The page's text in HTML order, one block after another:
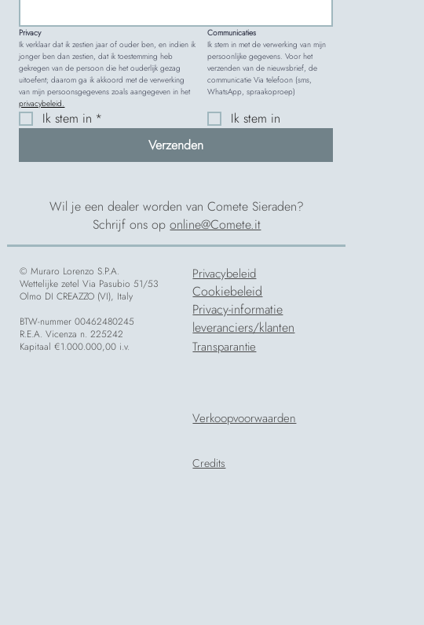
Privacy
Ik verklaar dat ik zestien jaar of ouder ben, en indien ik
jonger ben dan zestien, dat ik toestemming heb
gekregen van de persoon die het ouderlijk gezag
uitoefent; daarom ga ik akkoord met de verwerking
privacybeleid.
Communicaties
Ik stem in met de verwerking van mijn
persoonlijke gegevens. Voor het
verzenden van de nieuwsbrief, de
communicatie Via telefoon (sms,
WhatsApp, spraakoproep)
Ik stem in *
Ik stem in
Verzenden
Wil je een dealer worden van Comete Sieraden?
Schrijf ons oponline@Comete.it
© Muraro Lorenzo S.P.A.
Wettelijke zetel Via Pasubio 51/53
Olmo DI CREAZZO (VI), Italy
BTW-nummer 00462480245
R.E.A. Vicenza n. 225242
Kapitaal €1.000.000,00 i.v.
Privacybeleid
Cookiebeleid
Privacy-informatie
leveranciers/klanten
Transparantie
Verkoopvoorwaarden
Credits